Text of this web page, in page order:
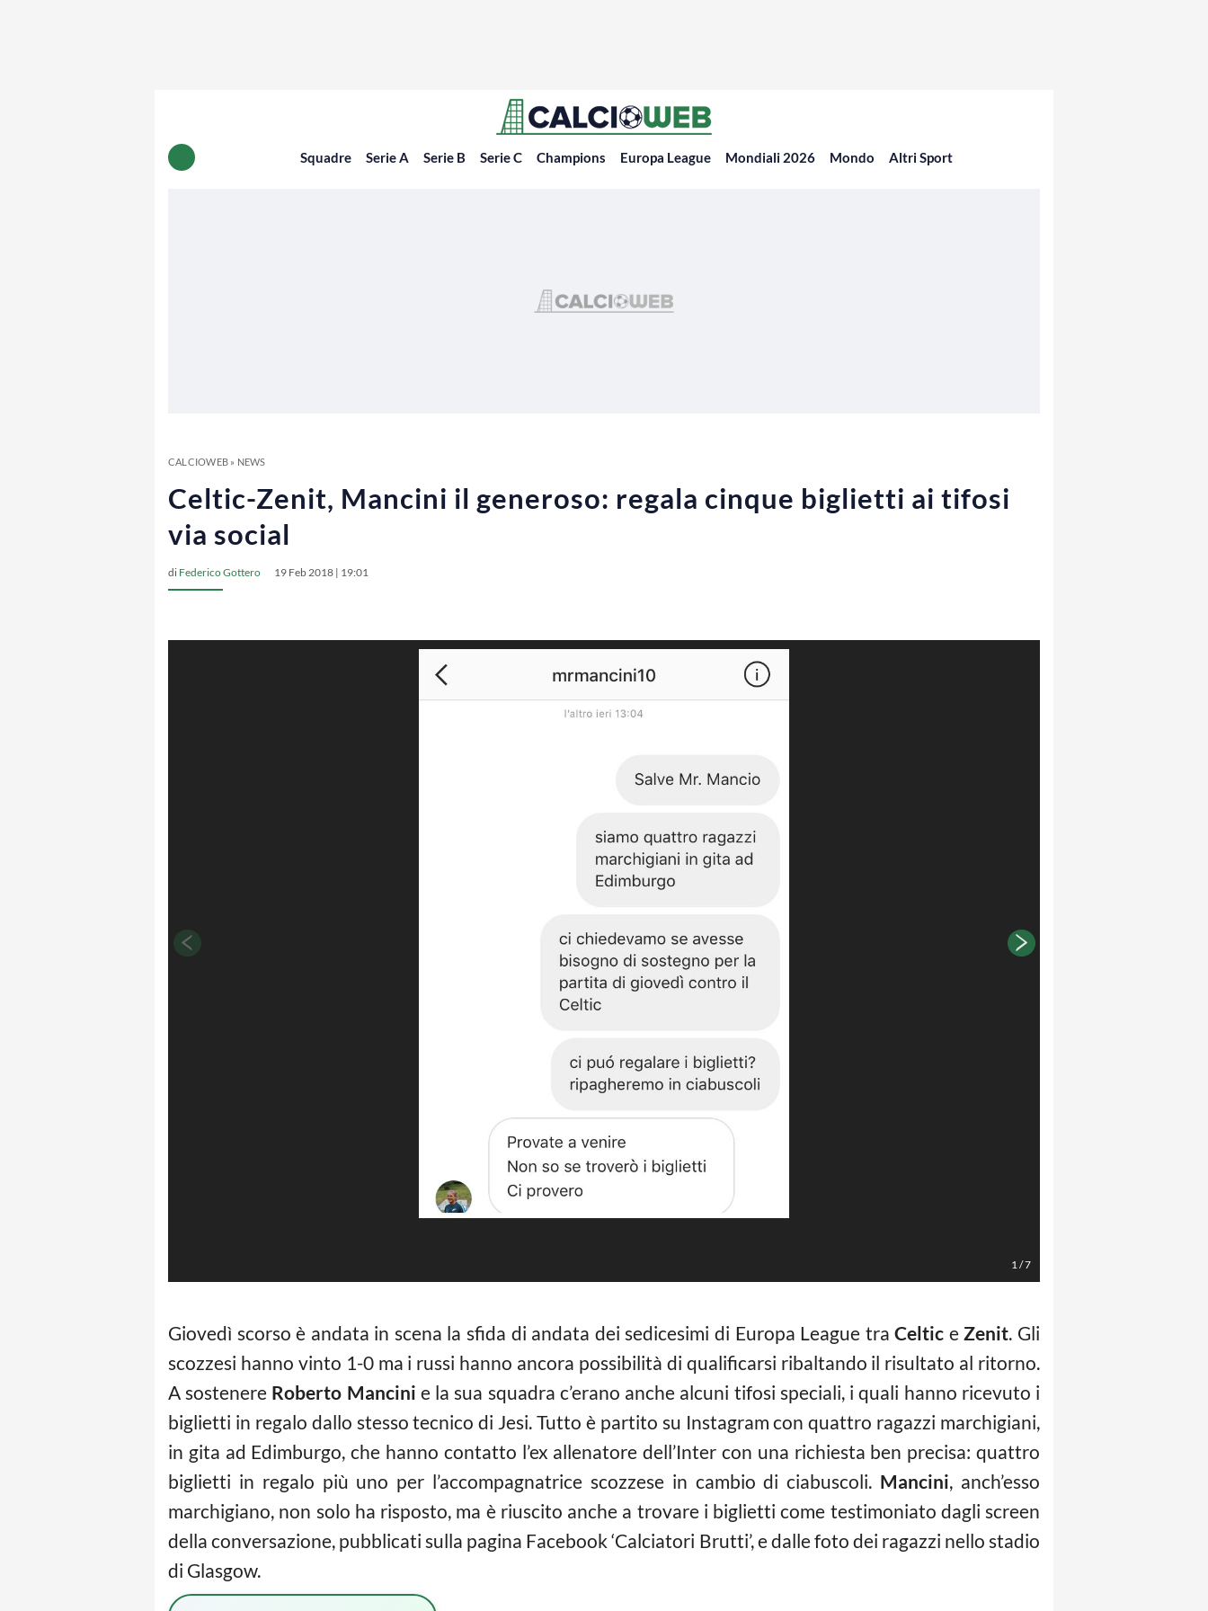
Squadre Serie A Serie B Serie C Champions Europa League Mondiali 2026 Mondo Altri Sport
CALCIOWEB» NEWS
Celtic-Zenit, Mancini il generoso: regala cinque biglietti ai tifosi
via social
di Federico Gottero 19 Feb 2018 | 19:01
1/7
Giovedì scorso è andata in scena la sfida di andata dei sedicesimi di Europa League traCeltic eZenit. Gli
scozzesi hanno vinto 1-0 ma i russi hanno ancora possibilità di qualificarsi ribaltando il risultato al ritorno.
A sostenere Roberto Mancini e la sua squadra c’erano anche alcuni tifosi speciali, i quali hanno ricevuto i
biglietti in regalo dallo stesso tecnico di Jesi. Tutto è partito su Instagram con quattro ragazzi marchigiani,
in gita ad Edimburgo, che hanno contatto l’ex allenatore dell’Inter con una richiesta ben precisa: quattro
biglietti in regalo più uno per l’accompagnatrice scozzese in cambio di ciabuscoli. Mancini, anch’esso
marchigiano, non solo ha risposto, ma è riuscito anche a trovare i biglietti come testimoniato dagli screen
della conversazione, pubblicati sulla pagina Facebook ‘Calciatori Brutti’, e dalle foto dei ragazzi nello stadio
di Glasgow.